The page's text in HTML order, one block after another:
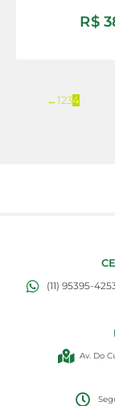
R$
←1234
(11) 95395-
Av. Do